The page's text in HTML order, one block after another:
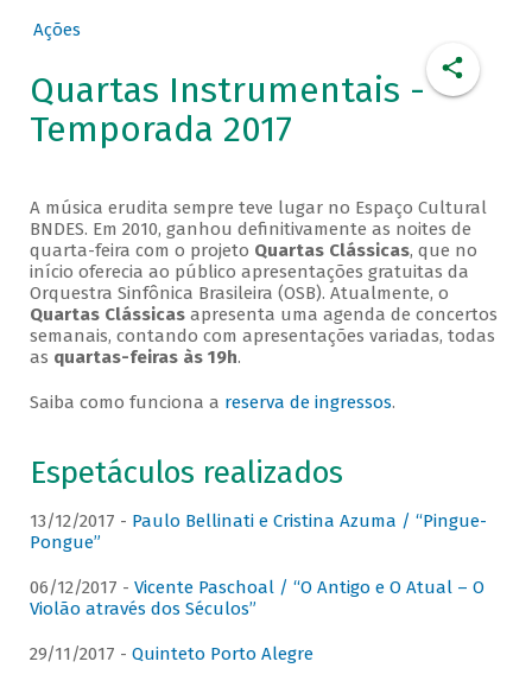
Ações
Quartas Instrumentais -
Temporada 2017
A música erudita sempre teve lugar no Espaço Cultural
BNDES. Em 2010, ganhou definitivamente as noites de
quarta-feira com o projeto Quartas Clássicas, que no
início oferecia ao público apresentações gratuitas da
Orquestra Sinfônica Brasileira (OSB). Atualmente, o
Quartas Clássicasapresenta uma agenda de concertos
semanais, contando com apresentações variadas, todas
as quartas-feiras às 19h.
Saiba como funciona a reserva de ingressos.
Espetáculos realizados
13/12/2017 - Paulo Bellinati e Cristina Azuma / “Pingue-
Pongue”
06/12/2017 - Vicente Paschoal / “O Antigo e O Atual – O
Violão através dos Séculos”
29/11/2017 - Quinteto Porto Alegre